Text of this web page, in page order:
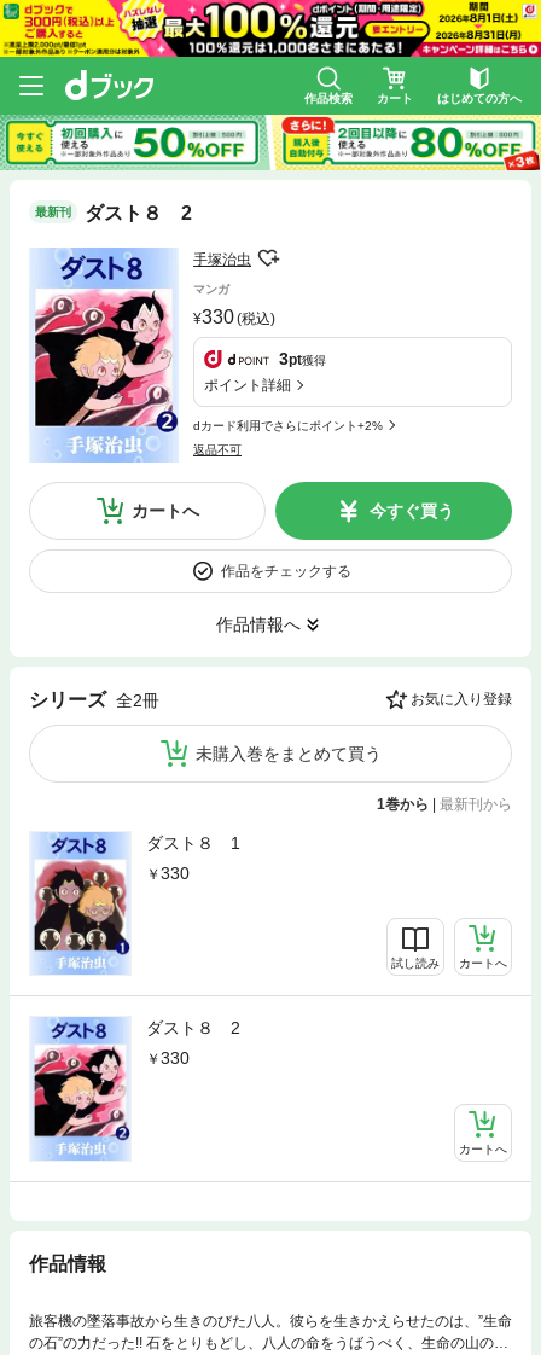
作品検索 カート はじめての方へ
最新刊 ダスト８ 2
手塚治虫
マンガ
330(税込)
3pt獲得
ポイント詳細
dカード利用でさらにポイント+2%
返品不可
カートへ 今すぐ買う
作品をチェックする
作品情報へ
シリーズ 全2冊 お気に入り登録
未購入巻をまとめて買う
1巻から | 最新刊から
ダスト８ 1
330
試し読み カートへ
ダスト８ 2
330
カートへ
作品情報
旅客機の墜落事故から生きのびた八人。彼らを生きかえらせたのは、”生命
の石”の力だった!! 石をとりもどし、八人の命をうばうべく、生命の山の守